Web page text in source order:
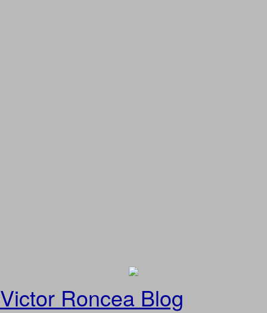
Victor Roncea Blog